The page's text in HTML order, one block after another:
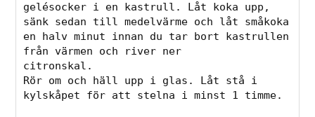
gelésocker i en kastrull. Låt koka upp,
sänk sedan till medelvärme och låt småkoka
en halv minut innan du tar bort kastrullen
från värmen och river ner
citronskal.
Rör om och häll upp i glas. Låt stå i
kylskåpet för att stelna i minst 1 timme.